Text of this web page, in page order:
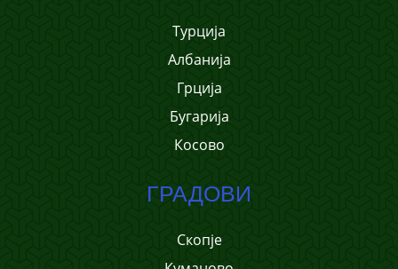
Турција
Албанија
Грција
Бугарија
Косово
ГРАДОВИ
Скопје